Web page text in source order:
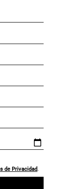
de Privacidad